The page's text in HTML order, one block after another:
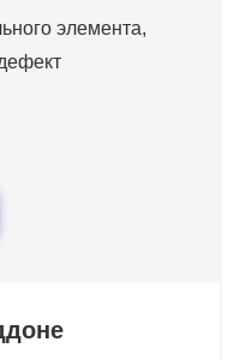
элемента,